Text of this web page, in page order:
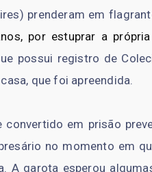
prenderam em
por estuprar a própria
possui registro de
que foi apreendida.
em prisão
no momento em
A garota esperou